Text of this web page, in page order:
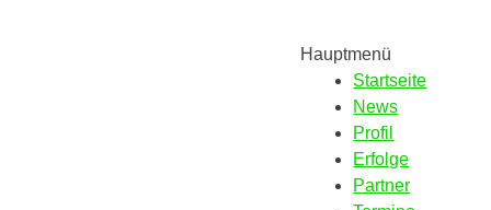
Hauptmenü
Startseite
News
Profil
Erfolge
Partner